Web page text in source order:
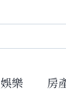
娛樂 房